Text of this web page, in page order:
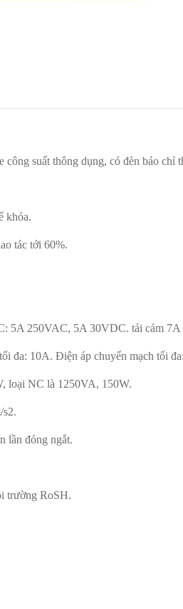
suất thông dụng, có đèn báo chỉ
khóa.
tác tới 60%.
5A 250VAC, 5A 30VDC. tải cảm 7A
đa: 10A. Điện áp chuyển mạch tối
loại NC là 1250VA, 150W.
lần đóng ngắt.
trường RoSH.